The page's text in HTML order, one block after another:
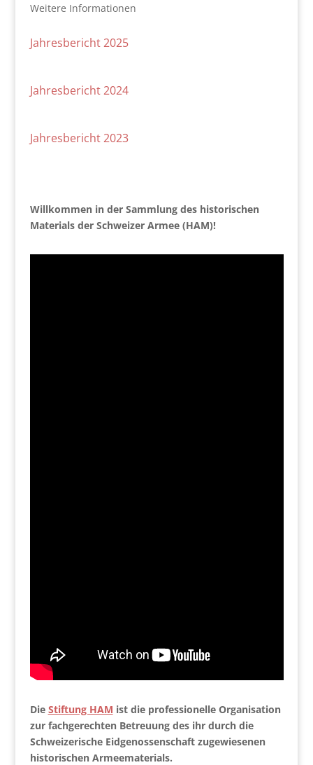
Weitere Informationen
Jahresbericht 2025
Jahresbericht 2024
Jahresbericht 2023
Willkommen in der Sammlung des historischen
Materials der Schweizer Armee (HAM)!
Die Stiftung HAM ist die professionelle Organisation
zur fachgerechten Betreuung des ihr durch die
Schweizerische Eidgenossenschaft zugewiesenen
historischen Armeematerials.